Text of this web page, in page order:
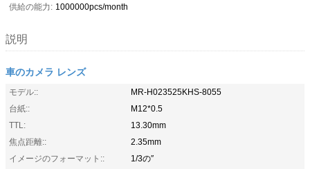
供給の能力: 1000000pcs/month
説明
車のカメラ レンズ
モデル::
MR-H023525KHS-8055
台紙::
M12*0.5
TTL:
13.30mm
焦点距離::
2.35mm
イメージのフォーマット::
1/3の″